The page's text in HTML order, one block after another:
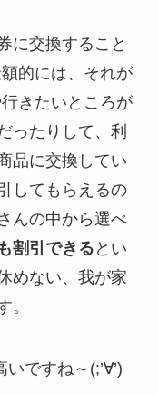
に交換すること
的には、それが
きたいところが
ったりして、利
品に交換してい
してもらえるの
んの中から選べ
割引できるとい
めない、我が家
。
ですね～(;’∀’)